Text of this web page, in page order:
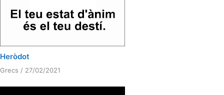
Heròdot
Grecs / 27/02/2021